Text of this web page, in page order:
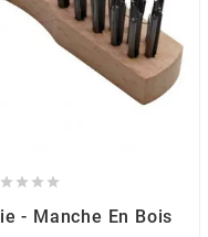
   
- Manche En Bois